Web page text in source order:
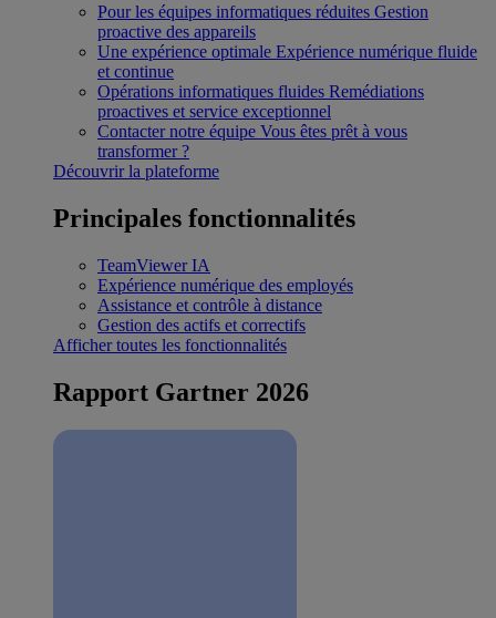
Pour les équipes informatiques réduites Gestion
proactive des appareils
Une expérience optimale Expérience numérique fluide
et continue
Opérations informatiques fluides Remédiations
proactives et service exceptionnel
Contacter notre équipe Vous êtes prêt à vous
transformer ?
Découvrir la plateforme
Principales fonctionnalités
TeamViewer IA
Expérience numérique des employés
Assistance et contrôle à distance
Gestion des actifs et correctifs
Afficher toutes les fonctionnalités
Rapport Gartner 2026